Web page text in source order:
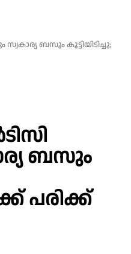
ബസും കൂട്ടിയിടിച്ചു;
ബസും
പരിക്ക്